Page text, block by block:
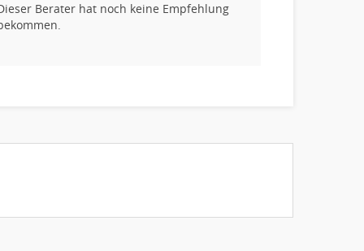
Berater hat noch keine Empfehlung